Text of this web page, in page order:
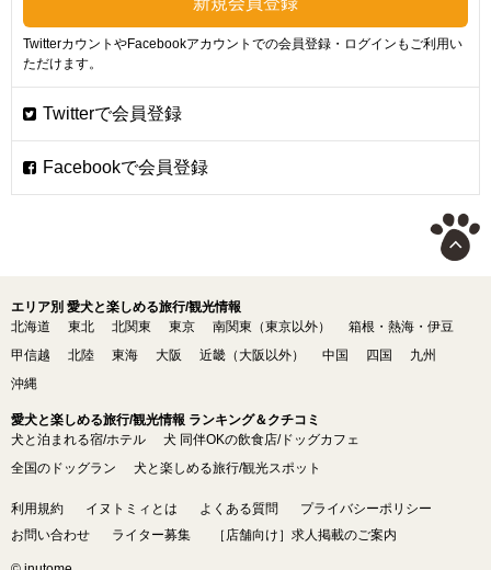
TwitterカウントやFacebookアカウントでの会員登録・ログインもご利用い
ただけます。
エリア別 愛犬と楽しめる旅行/観光情報
北海道
東北 北関東 東京 南関東（東京以外）
箱根・熱海・伊豆
甲信越
北陸 東海 大阪 近畿（大阪以外） 中国 四国
九州
沖縄
愛犬と楽しめる旅行/観光情報 ランキング＆クチコミ
犬と泊まれる宿/ホテル
犬 同伴OKの飲食店/ドッグカフェ
全国のドッグラン
犬と楽しめる旅行/観光スポット
利用規約 イヌトミィとは よくある質問
プライバシーポリシー
お問い合わせ
ライター募集 ［店舗向け］求人掲載のご案内